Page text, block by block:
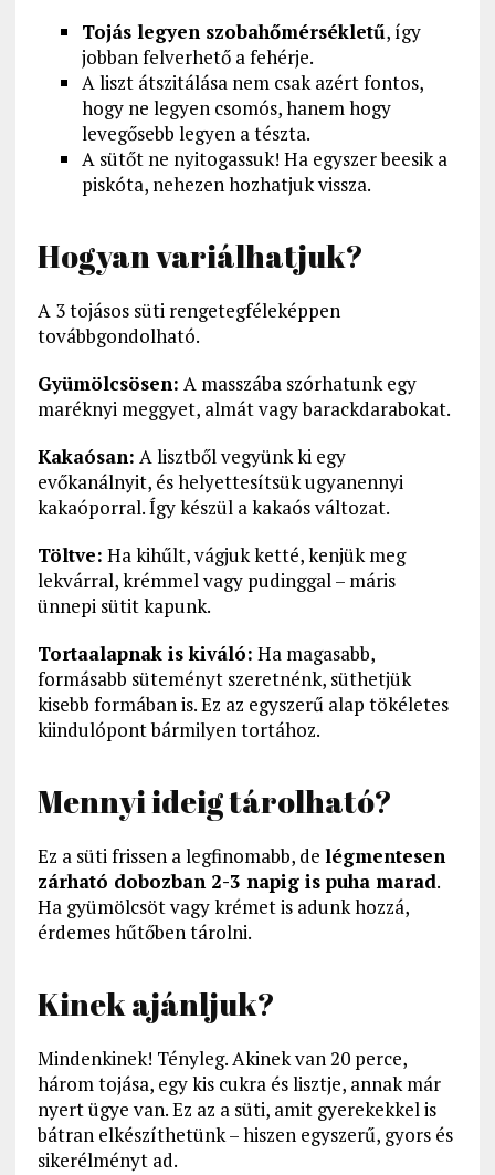
Tojás legyen szobahőmérsékletű, így
jobban felverhető a fehérje.
A liszt átszitálása nem csak azért fontos,
hogy ne legyen csomós, hanem hogy
levegősebb legyen a tészta.
A sütőt ne nyitogassuk! Ha egyszer beesik a
piskóta, nehezen hozhatjuk vissza.
Hogyan variálhatjuk?
A 3 tojásos süti rengetegféleképpen
továbbgondolható.
Gyümölcsösen: A masszába szórhatunk egy
maréknyi meggyet, almát vagy barackdarabokat.
Kakaósan: A lisztből vegyünk ki egy
evőkanálnyit, és helyettesítsük ugyanennyi
kakaóporral. Így készül a kakaós változat.
Töltve: Ha kihűlt, vágjuk ketté, kenjük meg
lekvárral, krémmel vagy pudinggal – máris
ünnepi sütit kapunk.
Tortaalapnak is kiváló: Ha magasabb,
formásabb süteményt szeretnénk, süthetjük
kisebb formában is. Ez az egyszerű alap tökéletes
kiindulópont bármilyen tortához.
Mennyi ideig tárolható?
Ez a süti frissen a legfinomabb, de légmentesen
zárható dobozban 2-3 napig is puha marad.
Ha gyümölcsöt vagy krémet is adunk hozzá,
érdemes hűtőben tárolni.
Kinek ajánljuk?
Mindenkinek! Tényleg. Akinek van 20 perce,
három tojása, egy kis cukra és lisztje, annak már
nyert ügye van. Ez az a süti, amit gyerekekkel is
bátran elkészíthetünk – hiszen egyszerű, gyors és
sikerélményt ad.